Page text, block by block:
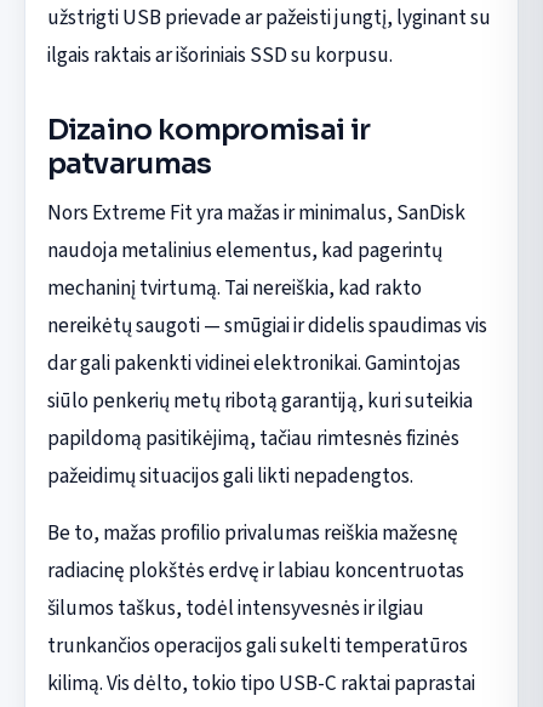
užstrigti USB prievade ar pažeisti jungtį, lyginant su
ilgais raktais ar išoriniais SSD su korpusu.
Dizaino kompromisai ir
patvarumas
Nors Extreme Fit yra mažas ir minimalus, SanDisk
naudoja metalinius elementus, kad pagerintų
mechaninį tvirtumą. Tai nereiškia, kad rakto
nereikėtų saugoti — smūgiai ir didelis spaudimas vis
dar gali pakenkti vidinei elektronikai. Gamintojas
siūlo penkerių metų ribotą garantiją, kuri suteikia
papildomą pasitikėjimą, tačiau rimtesnės fizinės
pažeidimų situacijos gali likti nepadengtos.
Be to, mažas profilio privalumas reiškia mažesnę
radiacinę plokštės erdvę ir labiau koncentruotas
šilumos taškus, todėl intensyvesnės ir ilgiau
trunkančios operacijos gali sukelti temperatūros
kilimą. Vis dėlto, tokio tipo USB-C raktai paprastai